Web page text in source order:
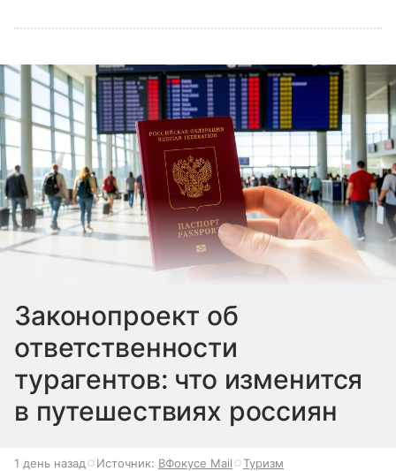
Законопроект об
ответственности
турагентов: что изменится
в путешествиях россиян
1 день назад Источник: ВФокусе Mail Туризм